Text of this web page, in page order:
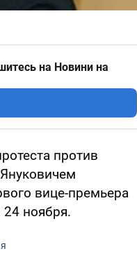
на Новини на
против
вице-премьера
ноября.